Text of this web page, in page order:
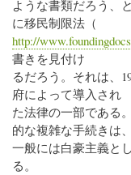
ような書類だろう、
に移民制限法（
http://
書きを見付け
るだろう。それは、
府によって導入され
た法律の一部である
的な複雑な手続きは、
一般には白豪主義と
る。